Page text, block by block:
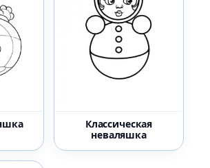
Классическая
неваляшка